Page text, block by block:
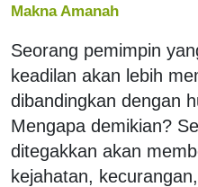
Makna Amanah
Seorang pemimpin
keadilan akan lebih
dibandingkan dengan
Mengapa demikian?
ditegakkan akan
kejahatan,